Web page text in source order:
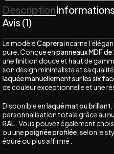
Description
Avis (1)
Le modèleCapreraincarne
pure. Conçue enpanneaux MDF
une finition douce et haut de
son design minimaliste et sa
laquée manuellement sur les six
de couleur exceptionnelle et une
Disponible enlaqué mat ou brillant
personnalisation totale grâce au
RAL . Vous pouvez également
ou unepoignée profilée , selon le
épuré ou plus affirmé .